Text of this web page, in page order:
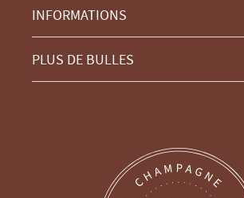
INFORMATIONS
PLUS DE BULLES